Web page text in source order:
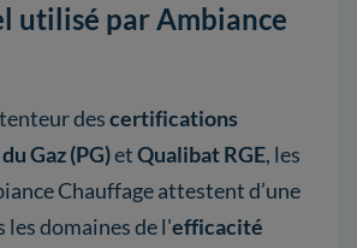
utilisé par Ambiance
descertifications
Gaz (PG)etQualibat RGE, les
Chauffage attestent d’une
les domaines de l'efficacité